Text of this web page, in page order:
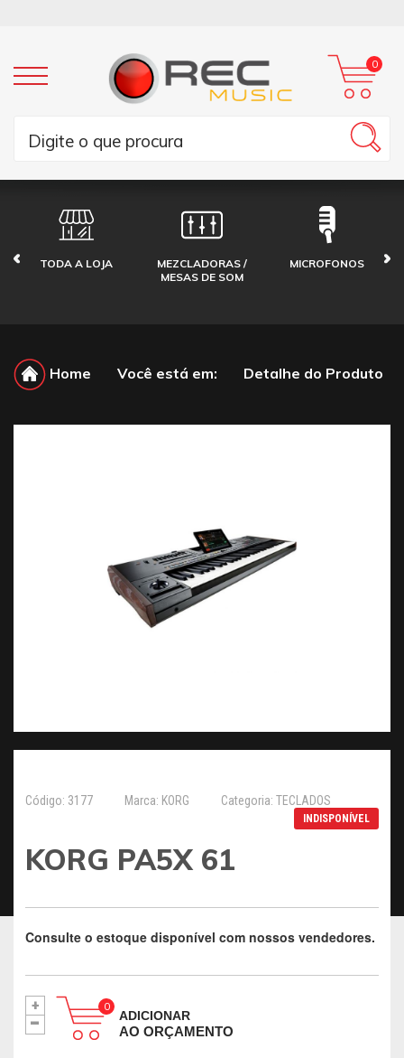
0
TODA A LOJA
MEZCLADORAS /
MESAS DE SOM
MICROFONOS
Home Você está em: Detalhe do Produto
Código: 3177 Marca: KORG Categoria: TECLADOS
INDISPONÍVEL
KORG PA5X 61
Consulte o estoque disponível com nossos vendedores.
+
- ADICIONAR
AO ORÇAMENTO